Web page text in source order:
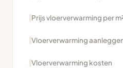
Prijs vloerverwarming per
Vloerverwarming
Vloerverwarming kosten